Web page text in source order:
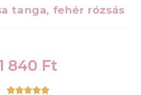
tanga, fehér rózsás
840 Ft
